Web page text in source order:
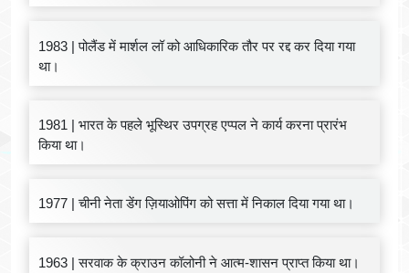
1983 | पोलैंड में मार्शल लॉ को आधिकारिक तौर पर रद्द कर दिया गया
था।
1981 | भारत के पहले भूस्थिर उपग्रह एप्पल ने कार्य करना प्रारंभ
किया था।
1977 | चीनी नेता डेंग ज़ियाओपिंग को सत्ता में निकाल दिया गया था।
1963 | सरवाक के क्राउन कॉलोनी ने आत्म-शासन प्राप्त किया था।